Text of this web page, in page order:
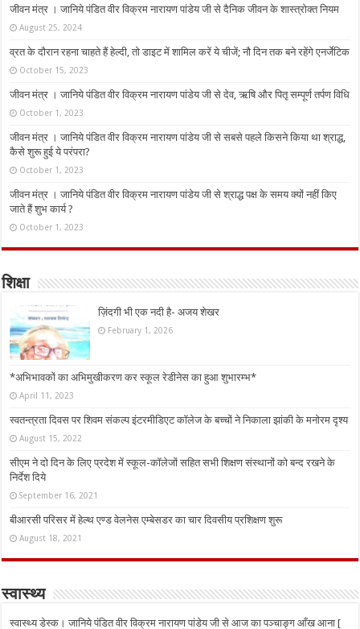
जीवन मंत्र । जानिये पंडित वीर विक्रम नारायण पांडेय जी से दैनिक जीवन के शास्त्रोक्त नियम
August 25, 2024
व्रत के दौरान रहना चाहते हैं हेल्दी, तो डाइट में शामिल करें ये चीजें; नौ दिन तक बने रहेंगे एनर्जेटिक
October 15, 2023
जीवन मंत्र । जानिये पंडित वीर विक्रम नारायण पांडेय जी से देव, ऋषि और पितृ सम्पूर्ण तर्पण विधि
October 1, 2023
जीवन मंत्र । जानिये पंडित वीर विक्रम नारायण पांडेय जी से सबसे पहले किसने किया था श्राद्ध,
कैसे शुरू हुई ये परंपरा?
October 1, 2023
जीवन मंत्र । जानिये पंडित वीर विक्रम नारायण पांडेय जी से श्राद्ध पक्ष के समय क्यों नहीं किए
जाते हैं शुभ कार्य ?
October 1, 2023
शिक्षा
ज़िंदगी भी एक नदी है- अजय शेखर
February 1, 2026
*अभिभावकों का अभिमुखीकरण कर स्कूल रेडीनेस का हुआ शुभारम्भ*
April 11, 2023
स्वतन्त्रता दिवस पर शिवम संकल्प इंटरमीडिएट कॉलेज के बच्चों ने निकाला झांकी के मनोरम दृश्य
August 15, 2022
सीएम ने दो दिन के लिए प्रदेश में स्कूल-कॉलेजों सहित सभी शिक्षण संस्थानों को बन्द रखने के
निर्देश दिये
September 16, 2021
बीआरसी परिसर में हेल्थ एण्ड वेलनेस एम्बेसडर का चार दिवसीय प्रशिक्षण शुरू
August 18, 2021
स्वास्थ्य
स्वास्थ्य डेस्क। जानिये पंडित वीर विक्रम नारायण पांडेय जी से आज का पञ्चाङ्ग आँख आना [